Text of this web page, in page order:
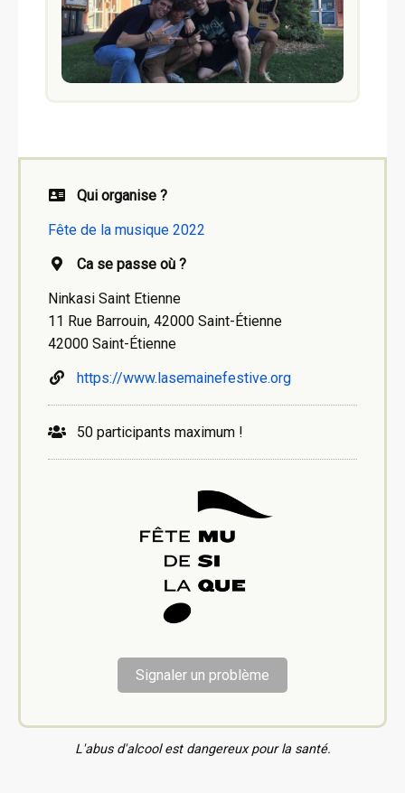
Qui organise ?
Fête de la musique 2022
Ca se passe où ?
Ninkasi Saint Etienne
11 Rue Barrouin, 42000 Saint-Étienne
42000 Saint-Étienne
https://www.lasemainefestive.org
50 participants maximum !
Signaler un problème
L'abus d'alcool est dangereux pour la santé.